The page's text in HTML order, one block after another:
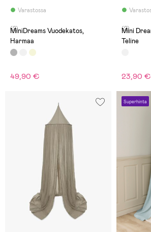
Varastossa
(2)
MiniDreams Vuodekatos,
Harmaa
49,90 €
(2)
Mini
Teline
23,90 €
Superhinta